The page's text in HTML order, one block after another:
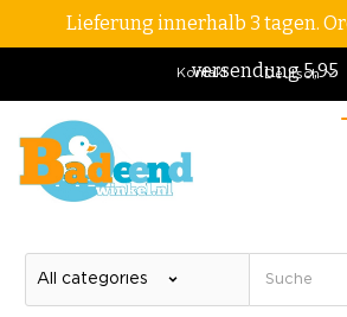
Lieferung innerhalb 3 tagen.
versendung 5,95
Deutsch
Kontakt